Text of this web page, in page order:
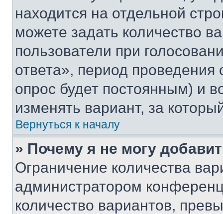
находится на отдельной
можете задать количество
пользователи при
ответа», период проведения
опрос будет постоянным) и
изменять вариант, за
Вернуться к началу
» Почему я не могу
Ограничение количества
администратором
количество вариантов,